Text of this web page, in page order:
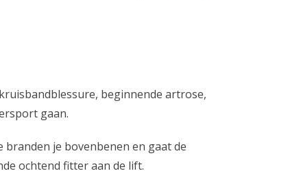
beginnende artrose,
gaan.
branden je bovenbenen en gaat de
ochtend fitter aan de lift.